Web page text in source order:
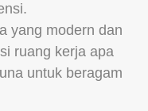
yang modern dan
ruang kerja apa
untuk beragam